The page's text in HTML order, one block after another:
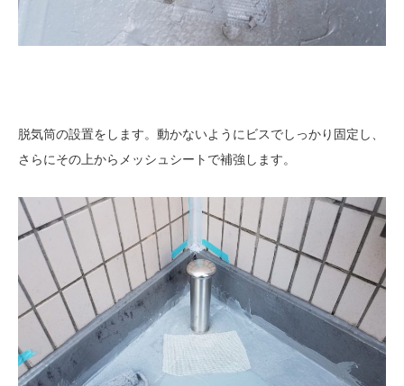
脱気筒の設置をします。動かないようにビスでしっかり固定し、
さらにその上からメッシュシートで補強します。